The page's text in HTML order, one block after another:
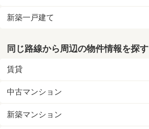
新築一戸建て
同じ路線から周辺の物件情報を探す
賃貸
中古マンション
新築マンション